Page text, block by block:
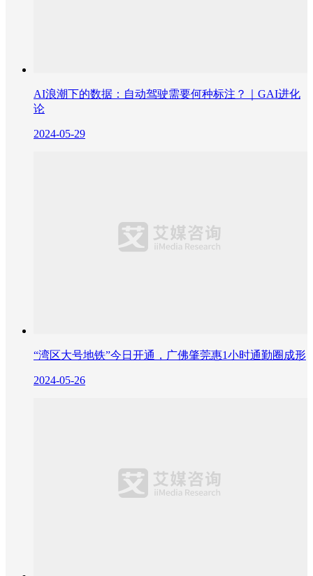
AI浪潮下的数据：自动驾驶需要何种标注？｜GAI进化
论
2024-05-29
“湾区大号地铁”今日开通，广佛肇莞惠1小时通勤圈成形
2024-05-26